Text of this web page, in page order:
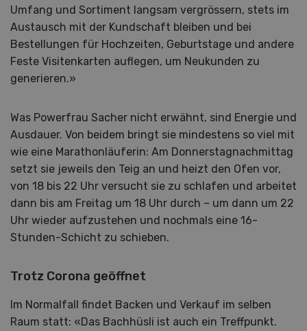
Umfang und Sortiment langsam vergrössern, stets im
Austausch mit der Kundschaft bleiben und bei
Bestellungen für Hochzeiten, Geburtstage und andere
Feste Visitenkarten auflegen, um Neukunden zu
generieren.»
Was Powerfrau Sacher nicht erwähnt, sind Energie und
Ausdauer. Von beidem bringt sie mindestens so viel mit
wie eine Marathonläuferin: Am Donnerstagnachmittag
setzt sie jeweils den Teig an und heizt den Ofen vor,
von 18 bis 22 Uhr versucht sie zu schlafen und arbeitet
dann bis am Freitag um 18 Uhr durch – um dann um 22
Uhr wieder aufzustehen und nochmals eine 16-
Stunden-Schicht zu schieben.
Trotz Corona geöffnet
Im Normalfall findet Backen und Verkauf im selben
Raum statt: «Das Bachhüsli ist auch ein Treffpunkt.